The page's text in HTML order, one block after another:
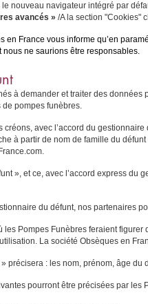
le nouveau navigateur intégré par
avancés » /A la section "Cookies"
en France vous informe qu’en
nous ne saurions être responsables.
à demander et traiter des
pompes funèbres.
créons, avec l’accord du
à partir de nom de famille du
», et ce, avec l’accord express
du défunt, nos partenaires
les Pompes Funèbres feraient
La société Obsèques en
précisera : les nom, prénom, âge
pourront être précisées par les